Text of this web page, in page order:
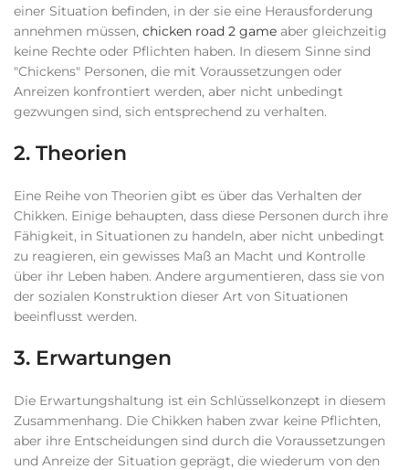
einer Situation befinden, in der sie eine Herausforderung
annehmen müssen, chicken road 2 game aber gleichzeitig
keine Rechte oder Pflichten haben. In diesem Sinne sind
"Chickens" Personen, die mit Voraussetzungen oder
Anreizen konfrontiert werden, aber nicht unbedingt
gezwungen sind, sich entsprechend zu verhalten.
2. Theorien
Eine Reihe von Theorien gibt es über das Verhalten der
Chikken. Einige behaupten, dass diese Personen durch ihre
Fähigkeit, in Situationen zu handeln, aber nicht unbedingt
zu reagieren, ein gewisses Maß an Macht und Kontrolle
über ihr Leben haben. Andere argumentieren, dass sie von
der sozialen Konstruktion dieser Art von Situationen
beeinflusst werden.
3. Erwartungen
Die Erwartungshaltung ist ein Schlüsselkonzept in diesem
Zusammenhang. Die Chikken haben zwar keine Pflichten,
aber ihre Entscheidungen sind durch die Voraussetzungen
und Anreize der Situation geprägt, die wiederum von den